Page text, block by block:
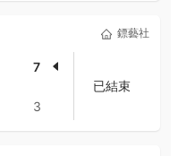
鏢藝社
7
3
已結束